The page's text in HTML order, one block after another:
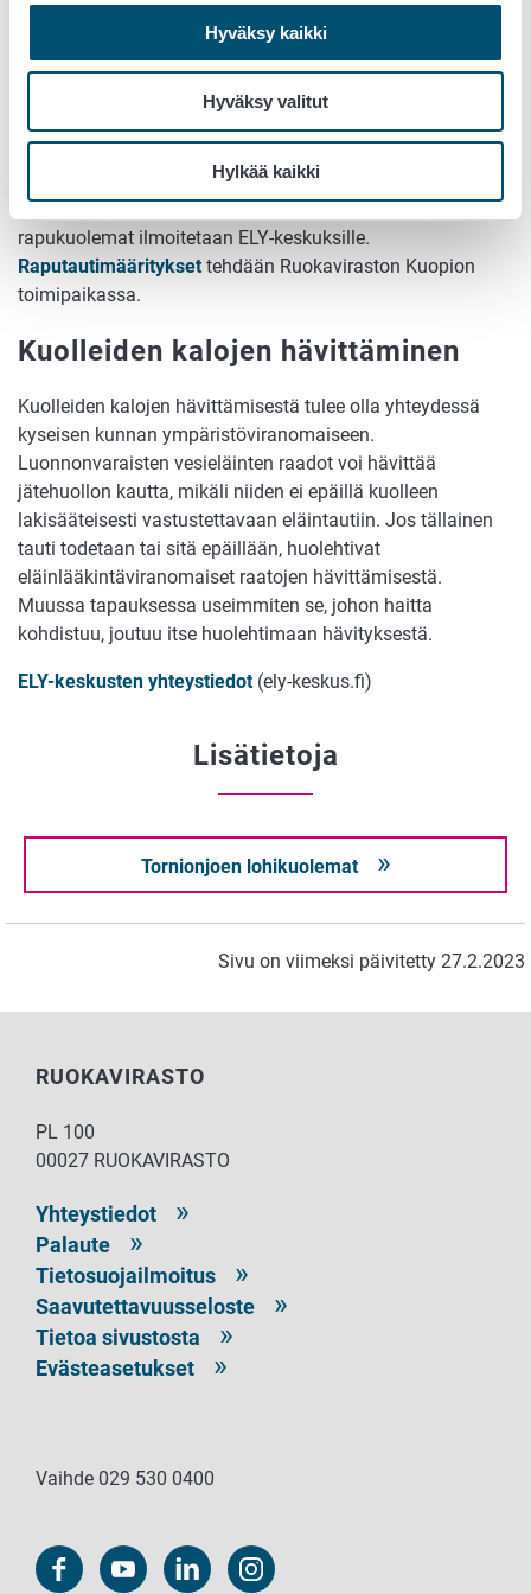
Hyväksy kaikki
Hyväksy valitut
Hylkää kaikki
Rapukuolemat
Suomessa kotoperäinen jokirapu on herkkä sairastumaan
rapuruttoon, joka on tavallisin syy rapujen
joukkokuolemiin. Rapukuolemat voivat myös johtua
ympäristöolosuhteista. Erityisen herkkiä ravut ovat
erilaisille ympäristömyrkyille, kuten torjunta-aineille. Myös
rapukuolemat ilmoitetaan ELY-keskuksille.
Raputautimääritykset tehdään Ruokaviraston Kuopion
toimipaikassa.
Kuolleiden kalojen hävittäminen
Kuolleiden kalojen hävittämisestä tulee olla yhteydessä
kyseisen kunnan ympäristöviranomaiseen.
Luonnonvaraisten vesieläinten raadot voi hävittää
jätehuollon kautta, mikäli niiden ei epäillä kuolleen
lakisääteisesti vastustettavaan eläintautiin. Jos tällainen
tauti todetaan tai sitä epäillään, huolehtivat
eläinlääkintäviranomaiset raatojen hävittämisestä.
Muussa tapauksessa useimmiten se, johon haitta
kohdistuu, joutuu itse huolehtimaan hävityksestä.
ELY-keskusten yhteystiedot(ely-keskus.fi)
Lisätietoja
Tornionjoen lohikuolemat
Sivu on viimeksi päivitetty 27.2.2023
RUOKAVIRASTO
PL 100
00027 RUOKAVIRASTO
Yhteystiedot
Palaute
Tietosuojailmoitus
Saavutettavuusseloste
Tietoa sivustosta
Evästeasetukset
Vaihde 029 530 0400